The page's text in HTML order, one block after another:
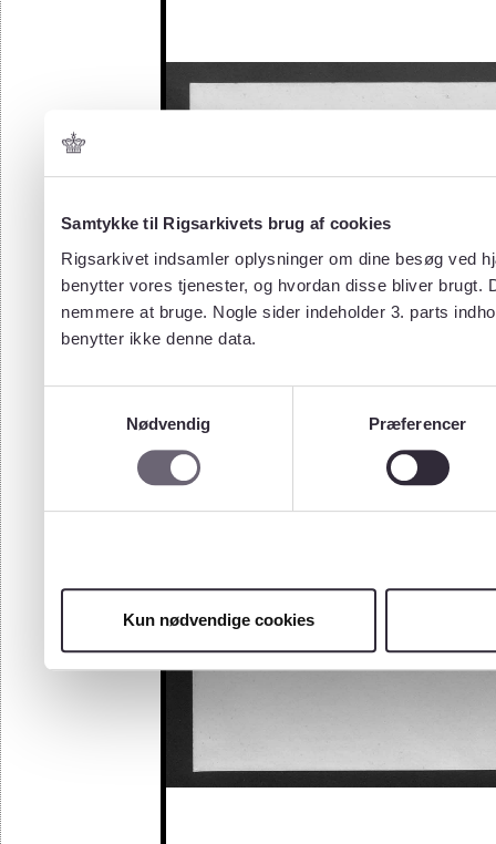
Samtykke til Rigsarkivets brug af cookies
Rigsarkivet indsamler oplysninger om dine besøg ved
benytter vores tjenester, og hvordan disse bliver
nemmere at bruge. Nogle sider indeholder 3. parts
benytter ikke denne data.
Nødvendig
Præferencer
Kun nødvendige cookies